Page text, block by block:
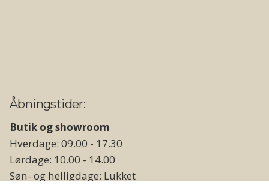
Åbningstider:
Butik og showroom
Hverdage: 09.00 - 17.30
Lørdage: 10.00 - 14.00
Søn- og helligdage: Lukket